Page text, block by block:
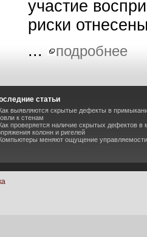
участие
риски
...
подробнее
статьи
выявляются скрытые дефекты в
к стенам
проверяется наличие скрытых дефектов в
колонн и ригелей
меняют ощущение управляемости